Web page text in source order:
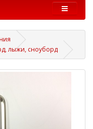
лыжи, сноуборд